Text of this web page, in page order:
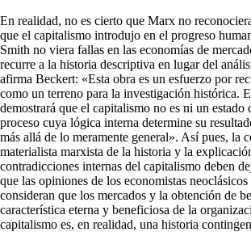
En realidad, no es cierto que Marx no
que el capitalismo introdujo en el progreso
Smith no viera fallas en las economías de
recurre a la historia descriptiva en lugar del
afirma Beckert: «Esta obra es un esfuerzo por
como un terreno para la investigación histórica.
demostrará que el capitalismo no es ni un estado
proceso cuya lógica interna determine su
más allá de lo meramente general». Así pues, la
materialista marxista de la historia y la
contradicciones internas del capitalismo deben
que las opiniones de los economistas
consideran que los mercados y la obtención de
característica eterna y beneficiosa de la
capitalismo es, en realidad, una historia